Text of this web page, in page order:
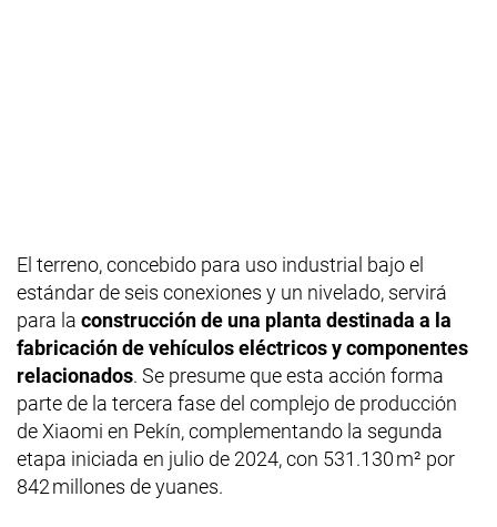
El terreno, concebido para uso industrial bajo el
estándar de seis conexiones y un nivelado, servirá
para la construcción de una planta destinada a la
fabricación de vehículos eléctricos y componentes
relacionados. Se presume que esta acción forma
parte de la tercera fase del complejo de producción
de Xiaomi en Pekín, complementando la segunda
etapa iniciada en julio de 2024, con 531.130 m² por
842 millones de yuanes.